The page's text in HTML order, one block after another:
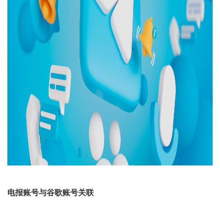
电报账号与谷歌账号关联